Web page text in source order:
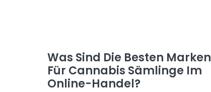
Was Sind Die Besten Marken
Für Cannabis Sämlinge Im
Online-Handel?